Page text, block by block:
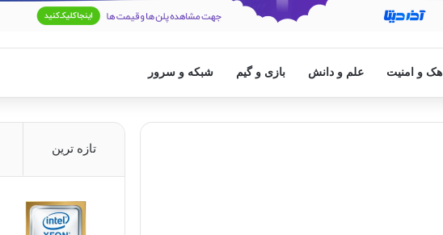
هک و امنیت علم و دانش بازی و گیم شبکه و سرور
تازه ترین